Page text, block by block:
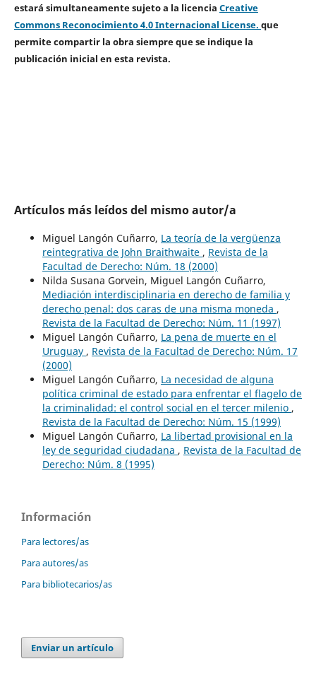
estará simultaneamente sujeto a la licencia Creative
Commons Reconocimiento 4.0 Internacional License. que
permite compartir la obra siempre que se indique la
publicación inicial en esta revista.
Artículos más leídos del mismo autor/a
Miguel Langón Cuñarro, La teoría de la vergüenza
reintegrativa de John Braithwaite , Revista de la
Facultad de Derecho: Núm. 18 (2000)
Nilda Susana Gorvein, Miguel Langón Cuñarro,
Mediación interdisciplinaria en derecho de familia y
derecho penal: dos caras de una misma moneda ,
Revista de la Facultad de Derecho: Núm. 11 (1997)
Miguel Langón Cuñarro, La pena de muerte en el
Uruguay , Revista de la Facultad de Derecho: Núm. 17
(2000)
Miguel Langón Cuñarro, La necesidad de alguna
política criminal de estado para enfrentar el flagelo de
la criminalidad: el control social en el tercer milenio ,
Revista de la Facultad de Derecho: Núm. 15 (1999)
Miguel Langón Cuñarro, La libertad provisional en la
ley de seguridad ciudadana , Revista de la Facultad de
Derecho: Núm. 8 (1995)
Información
Para lectores/as
Para autores/as
Para bibliotecarios/as
Enviar un artículo